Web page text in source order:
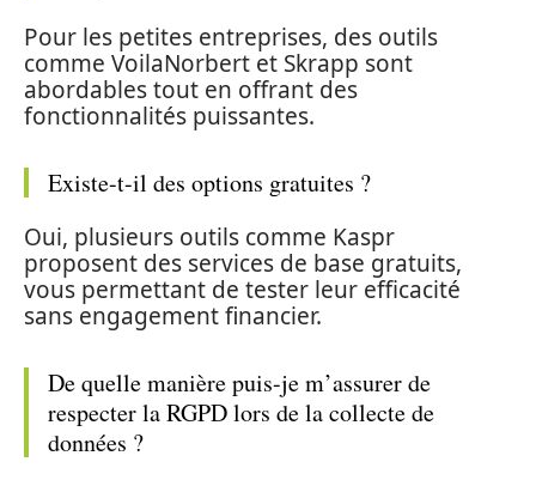
Pour les petites entreprises, des outils
comme VoilaNorbert et Skrapp sont
abordables tout en offrant des
fonctionnalités puissantes.
Existe-t-il des options gratuites ?
Oui, plusieurs outils comme Kaspr
proposent des services de base gratuits,
vous permettant de tester leur efficacité
sans engagement financier.
De quelle manière puis-je m’assurer de
respecter la RGPD lors de la collecte de
données ?